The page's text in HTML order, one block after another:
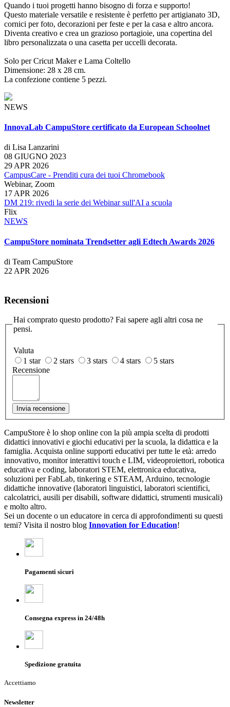
Quando i tuoi progetti hanno bisogno di forza e supporto!
Questo materiale versatile e resistente è perfetto per artigianato 3D,
cornici per foto, decorazioni per feste e per la casa e altro ancora.
Diventa creativo e crea un grazioso portagioie, una copertina del
libro personalizzata o una casetta per uccelli decorata.
Solo per Cricut Maker e Lama Coltello
Dimensione: 28 x 28 cm.
La confezione contiene 5 pezzi.
NEWS
InnovaLab CampuStore certificato da European Schoolnet
di Lisa Lanzarini
08 GIUGNO 2023
29 APR 2026
CampusCare - Prenditi cura dei tuoi Chromebook
Webinar, Zoom
17 APR 2026
DM 219: rivedi la serie dei Webinar sull'AI a scuola
Flix
NEWS
CampuStore nominata Trendsetter agli Edtech Awards 2026
di Team CampuStore
22 APR 2026
Recensioni
Hai comprato questo prodotto? Fai sapere agli altri cosa ne
pensi.
Valuta
1 star
2 stars 3 stars 4 stars
5 stars
Recensione
Invia recensione
CampuStore è lo shop online con la più ampia scelta di prodotti
didattici innovativi e giochi educativi per la scuola, la didattica e la
famiglia. Acquista online supporti educativi per tutte le età: arredo
innovativo, monitor interattivi touch e LIM, videoproiettori, robotica
educativa e coding, laboratori STEM, elettronica educativa,
soluzioni per FabLab, tinkering e STEAM, Arduino, tecnologie
didattiche innovative (laboratori linguistici, laboratori scientifici,
calcolatrici, ausili per disabili, software didattici, strumenti musicali)
e molto altro.
Sei un docente o un educatore in cerca di approfondimenti su questi
temi? Visita il nostro blog Innovation for Education!
Pagamenti sicuri
Consegna express in 24/48h
Spedizione gratuita
Accettiamo
Newsletter